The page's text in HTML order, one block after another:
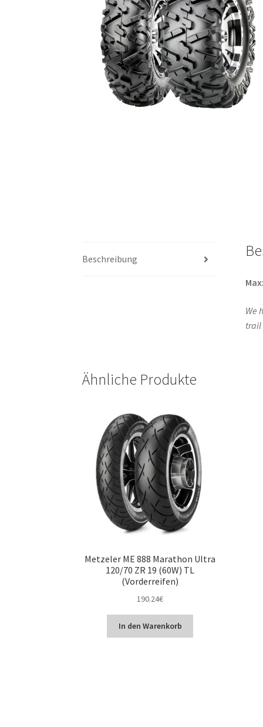
Beschreibung
We
trail
Ähnliche Produkte
Metzeler ME 888 Marathon Ultra
120/70 ZR 19 (60W) TL
(Vorderreifen)
190.24€
In den Warenkorb